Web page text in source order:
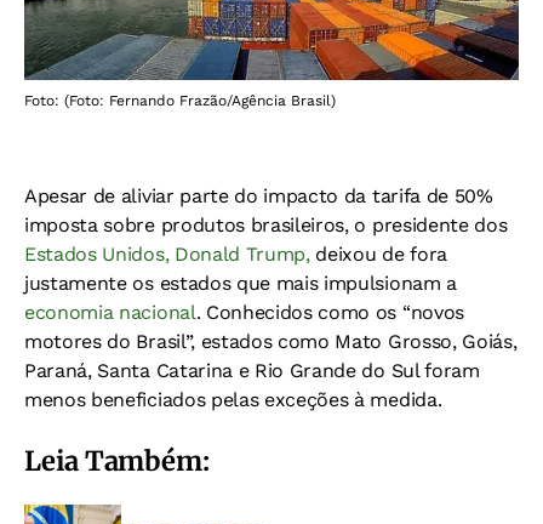
Foto: (Foto: Fernando Frazão/Agência Brasil)
Apesar de aliviar parte do impacto da tarifa de 50%
imposta sobre produtos brasileiros, o presidente dos
Estados Unidos, Donald Trump,deixou de fora
justamente os estados que mais impulsionam a
economia nacional. Conhecidos como os “novos
motores do Brasil”, estados como Mato Grosso, Goiás,
Paraná, Santa Catarina e Rio Grande do Sul foram
menos beneficiados pelas exceções à medida.
Leia Também: